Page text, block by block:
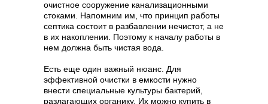
очистное сооружение канализационными
стоками. Напомним им, что принцип работы
септика состоит в разбавлении нечистот, а не
в их накоплении. Поэтому к началу работы в
нем должна быть чистая вода.
Есть еще один важный нюанс. Для
эффективной очистки в емкости нужно
внести специальные культуры бактерий,
разлагающих органику. Их можно купить в